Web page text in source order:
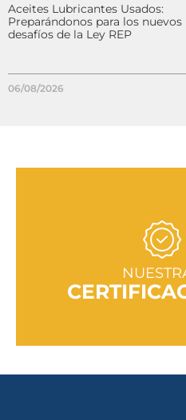
Aceites Lubricantes Usados:
Preparándonos para los nuevos
desafíos de la Ley REP
06/08/2026
IR A